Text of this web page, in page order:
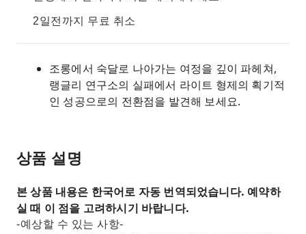
2일전까지 무료 취소
조롱에서 숙달로 나아가는 여정을 깊이 파헤쳐,
랭글리 연구소의 실패에서 라이트 형제의 획기적
인 성공으로의 전환점을 발견해 보세요.
상품 설명
본 상품 내용은 한국어로 자동 번역되었습니다. 예약하
실 때 이 점을 고려하시기 바랍니다.
-예상할 수 있는 사항-